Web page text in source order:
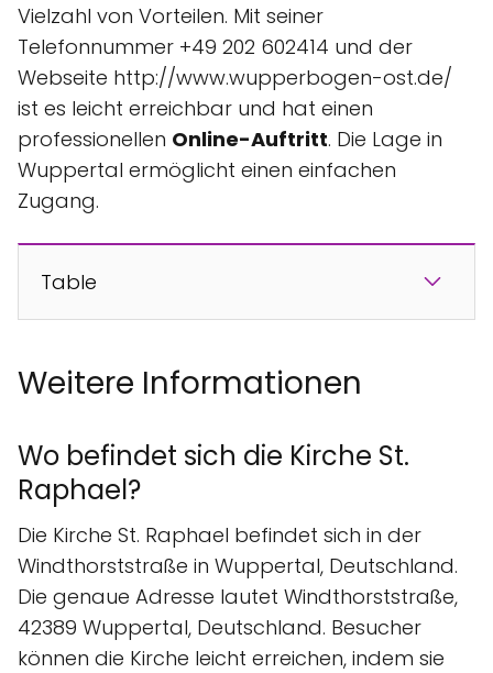
Vielzahl von Vorteilen. Mit seiner
Telefonnummer +49 202 602414 und der
Webseite http://www.wupperbogen-ost.de/
ist es leicht erreichbar und hat einen
professionellen Online-Auftritt. Die Lage in
Wuppertal ermöglicht einen einfachen
Zugang.
Table
Weitere Informationen
Wo befindet sich die Kirche St.
Raphael?
Die Kirche St. Raphael befindet sich in der
Windthorststraße in Wuppertal, Deutschland.
Die genaue Adresse lautet Windthorststraße,
42389 Wuppertal, Deutschland. Besucher
können die Kirche leicht erreichen, indem sie